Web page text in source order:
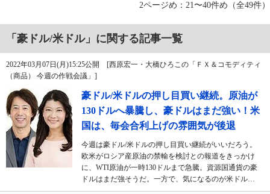
2ページめ：21〜40件め（全49件）
「豪ドル/米ドル」に関する記事一覧
2022年03月07日(月)15:25公開 [西原宏一・大橋ひろこの「ＦＸ＆コモディティ
（商品） 今週の作戦会議」]
豪ドル/米ドルの押し目買い継続。原油が
130ドルへ暴騰し、豪ドルはまだ強い！米
国は、毎会合利上げの雰囲気が後退
今週は豪ドル/米ドルの押し目買い継続がいいだろう。
欧米がロシア産原油の禁輸を検討との報道をきっかけ
に、WTI原油が一時130ドルまで急騰。資源国通貨の豪
ドルはまだ強そうだ。一方で、気になるのが米ドル…